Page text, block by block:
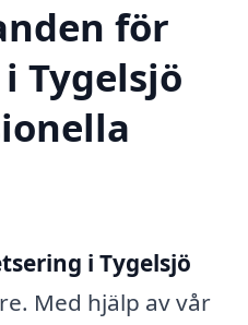
för
Tygelsjö
i Tygelsjö
Med hjälp av vår